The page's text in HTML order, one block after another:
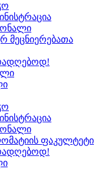
მეცნიერებათა
ფაკულტეტი